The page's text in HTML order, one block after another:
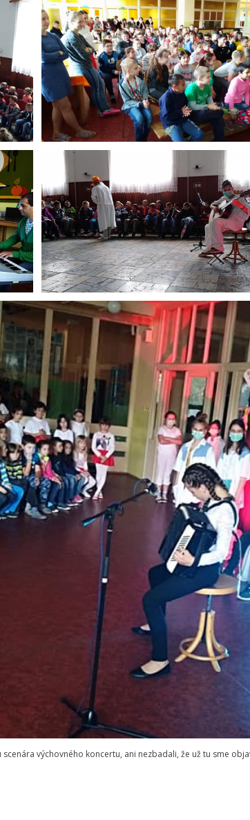
výchovného koncertu, ani nezbadali, že už tu sme